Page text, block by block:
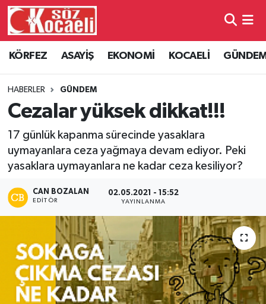
KÖRFEZ ASAYİŞ EKONOMİ KOCAELİ
HABERLER GÜNDEM
Cezalar yüksek dikkat!!!
17 günlük kapanma sürecinde yasaklara
uymayanlara ceza yağmaya devam ediyor. Peki
yasaklara uymayanlara ne kadar ceza kesiliyor?
CAN BOZALAN
EDITÖR
02.05.2021 - 15:52
YAYINLANMA
Kocaeli Hava Durumu
Kocaeli Namaz Vakitleri
Kocaeli Trafik Yoğunluk Haritası
Süper Lig Puan Durumu ve Fikstür
Tüm Manşetler
Son Dakika Haberleri
Haber Arşivi